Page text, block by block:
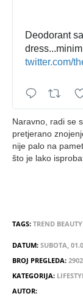
Deodorant
twitter.com/
Naravno, radi se
pretjerano
nije palo na
što je lako
TAGS: TREND BEAUTY
DATUM: SUBOTA,
BROJ PREGLEDA: 2902
KATEGORIJA:
AUTOR: